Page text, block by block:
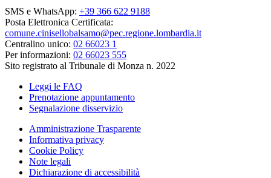
SMS e WhatsApp: +39 366 622 9188
Posta Elettronica Certificata:
comune.cinisellobalsamo@pec.regione.lombardia.it
Centralino unico: 02 66023 1
Per informazioni: 02 66023 555
Sito registrato al Tribunale di Monza n. 2022
Leggi le FAQ
Prenotazione appuntamento
Segnalazione disservizio
Amministrazione Trasparente
Informativa privacy
Cookie Policy
Note legali
Dichiarazione di accessibilità